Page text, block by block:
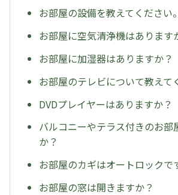
お部屋の設備を教えてください。
お部屋に空気清浄機はあります
お部屋に加湿器はありますか？
お部屋のテレビについて教えて
DVDプレイヤーはありますか？
バルコニーやテラス付きのお部
か？
お部屋のカギはオートロックで
お部屋の窓は開きますか？